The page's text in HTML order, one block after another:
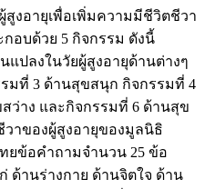
งอายุเพื่อเพิ่มความมีชีวิตชีวา
กอบด้วย 5 กิจกรรม ดังนี้
แปลงในวัยผู้สูงอายุด้านต่างๆ
มที่ 3 ด้านสุขสนุก กิจกรรมที่ 4
ว่าง และกิจกรรมที่ 6 ด้านสุข
าของผู้สูงอายุของมูลนิธิ
ยข้อคำถามจำนวน 25 ข้อ
ด้านร่างกาย ด้านจิตใจ ด้าน